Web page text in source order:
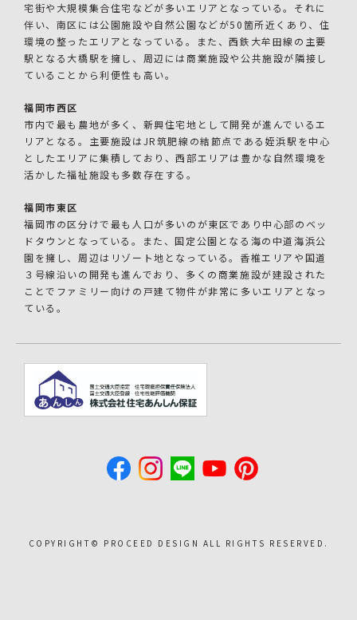
宅街や大規模集合住宅などが多いエリアとなっている。それに
伴い、南区には公園施設や自然公園などが50箇所近くあり、住
環境の整ったエリアとなっている。また、西鉄大牟田線の主要
駅となる大橋駅を擁し、周辺には商業施設や公共施設が隣接し
ていることから利便性も高い。
福岡市西区
市内で最も農地が多く、新興住宅地として開発が進んでいるエ
リアとなる。主要施設はJR筑肥線の結節点である姪浜駅を中心
としたエリアに集積しており、西部エリアは豊かな自然環境を
活かした福祉施設も多数存在する。
福岡市東区
福岡市の区分けで最も人口が多いのが東区であり中心部のベッ
ドタウンとなっている。また、国定公園となる海の中道海浜公
園を擁し、周辺はリゾート地となっている。香椎エリアや国道
３号線沿いの開発も進んでおり、多くの商業施設が建設された
ことでファミリー向けの戸建て物件が非常に多いエリアとなっ
ている。
COPYRIGHT©︎ PROCEED DESIGN ALL RIGHTS RESERVED.